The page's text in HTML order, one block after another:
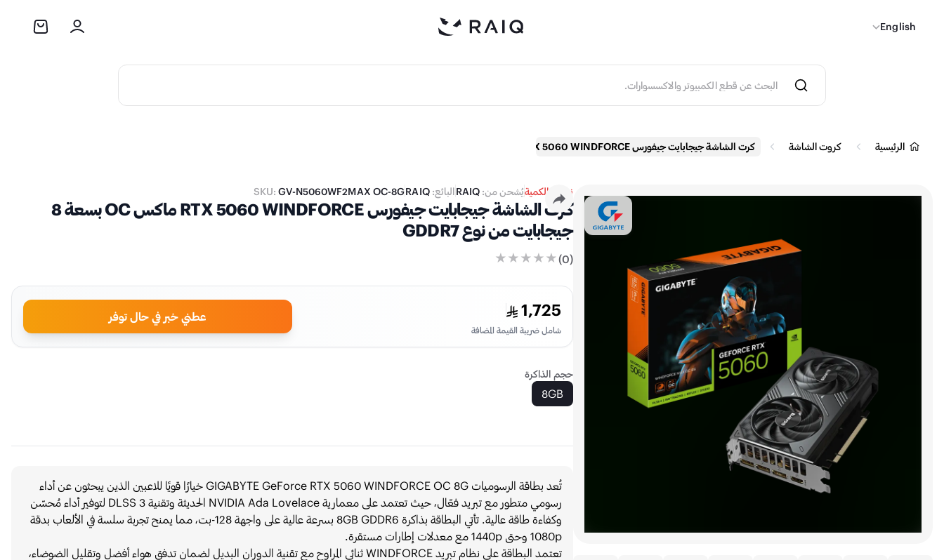
English
الرئيسية كروت الشاشة كرت الشاشة جيجابايت جيفورس RTX 5060 WINDFORCE ماكس OC بسعة 8 جيجابايت من نوع GDDR7
نفدت الكميةيُشحن من: RAIQالبائع: RAIQ
SKU: GV-N5060WF2MAX OC-8G
كرت الشاشة جيجابايت جيفورس RTX 5060 WINDFORCE ماكس OC بسعة 8
جيجابايت من نوع GDDR7
(
0
)
1,725
شامل ضريبة القيمة المضافة
عطني خبر في حال توفر
حجم الذاكرة
8GB
تُعد بطاقة الرسوميات GIGABYTE GeForce RTX 5060 WINDFORCE OC 8G خيارًا قويًا للاعبين الذين يبحثون عن أداء
رسومي متطور مع تبريد فعّال، حيث تعتمد على معمارية NVIDIA Ada Lovelace الحديثة وتقنية DLSS 3 لتوفير أداء مُحسّن
وكفاءة طاقة عالية. تأتي البطاقة بذاكرة 8GB GDDR6 بسرعة عالية على واجهة 128-بت، مما يمنح تجربة سلسة في الألعاب بدقة
1080p وحتى 1440p مع معدلات إطارات مستقرة.
تعتمد البطاقة على نظام تبريد WINDFORCE ثنائي المراوح مع تقنية الدوران البديل لضمان تدفق هواء أفضل وتقليل الضوضاء،